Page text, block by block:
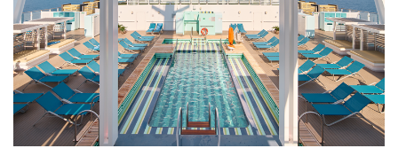
MAISON
AUTO
LIEUX TENDANCES